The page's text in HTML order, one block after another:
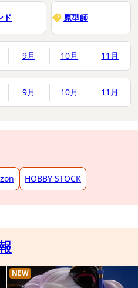
ド 原型師
9月 10月 11月
9月 10月 11月
HOBBY STOCK
NEW